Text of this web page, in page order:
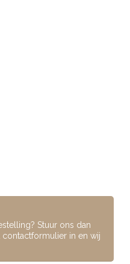
Stuur ons dan
contactformulier in en wij